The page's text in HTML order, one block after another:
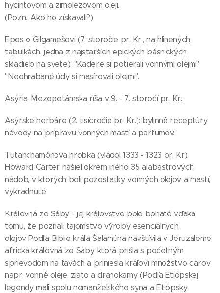
hycintovom a zimolezovom oleji.
(Pozn.: Ako ho získavali?)
Epos o Gilgamešovi (7. storočie pr. Kr., na hlinených
tabuľkách, jedna z najstarších epických básnických
skladieb na svete): "Kadere si potierali vonnými olejmi",
"Neohrabané údy si masírovali olejmi".
Asýria, Mezopotámska ríša v 9. - 7. storočí pr. Kr.:
Asýrske herbáre (2. tisícročie pr. Kr.): bylinné receptúry,
návody na prípravu vonných mastí a parfumov.
Tutanchamónova hrobka (vládol 1333 - 1323 pr. Kr):
Howard Carter našiel okrem iného 35 alabastrových
nádob, v ktorých boli pozostatky vonných olejov a mastí,
vykradnuté.
Kráľovná zo Sáby - jej kráľovstvo bolo bohaté vďaka
tomu, že poznali tajomstvo výroby esenciálnych
olejov. Podľa Biblie kráľa Šalamúna navštívila v Jeruzaleme
africká kráľovná zo Sáby, ktorá prišla s početným
sprievodom na ťavách a priniesla kráľovi množstvo darov,
napr. vonné oleje, zlato a drahokamy. (Podľa Etiópskej
legendy mali spolu nemanželského syna a Etiópsky